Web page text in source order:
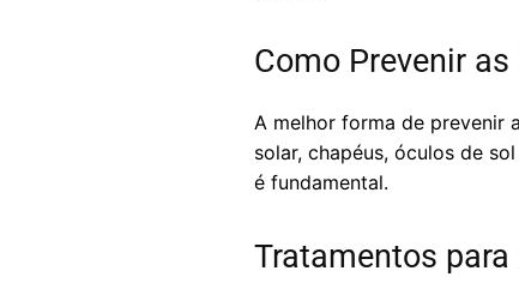
Como Prevenir
A melhor forma de prevenir
solar, chapéus, óculos de
é fundamental.
Tratamentos